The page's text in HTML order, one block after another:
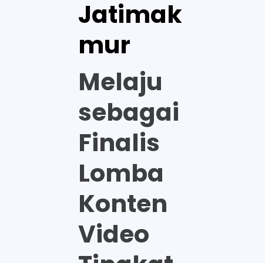
Jatimak
mur
Melaju
sebagai
Finalis
Lomba
Konten
Video